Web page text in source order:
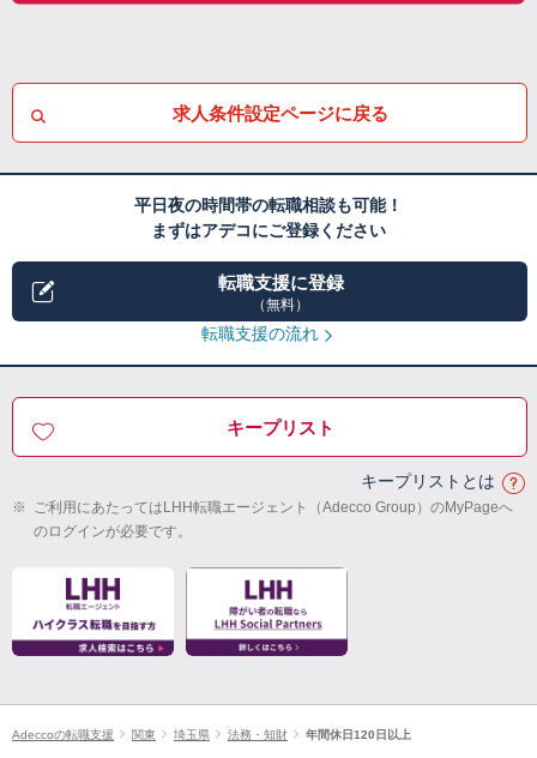
求人条件設定ページに戻る
平日夜の時間帯の転職相談も可能！
まずはアデコにご登録ください
転職支援に登録
（無料）
転職支援の流れ
キープリスト
キープリストとは
※ ご利用にあたってはLHH転職エージェント（Adecco Group）のMyPageへ
のログインが必要です。
Adeccoの転職支援 関東 埼玉県 法務・知財 年間休日120日以上